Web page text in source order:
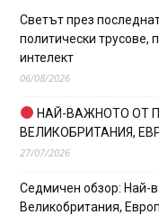
Светът през
политически трусове,
интелект
06/08/2026
НАЙ-ВАЖНОТО ОТ
ВЕЛИКОБРИТАНИЯ,
27/07/2026
Седмичен обзор: Най-
Великобритания,